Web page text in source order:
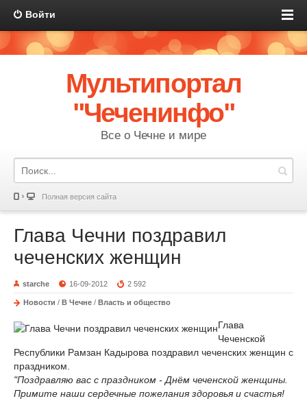
Войти
Мультипортал
"Чеченинфо"
Все о Чечне и мире
Полная версия сайта
Глава Чечни поздравил
чеченских женщин
starche 16-09-2012 2 592
Новости / В Чечне / Власть и общество
Глава
Чеченской
Республики Рамзан Кадырова поздравил чеченских женщин с
праздником.
"Поздравляю вас с праздником - Днём чеченской женщины.
Примите наши сердечные пожелания здоровья и счастья!